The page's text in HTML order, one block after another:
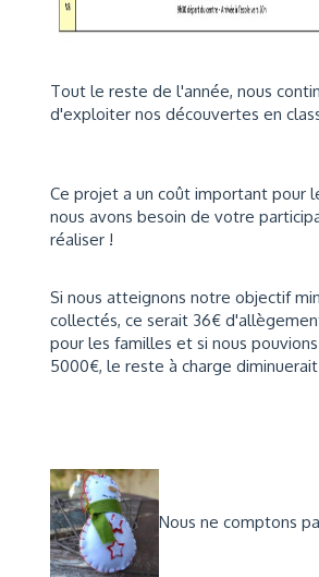
Tout le reste de l'année, nous
d'exploiter nos découvertes en
Ce projet a un coût important pour
nous avons besoin de votre
réaliser !
Si nous atteignons notre objectif
collectés, ce serait 36€
pour les familles et si nous
5000€, le reste à charge
Nous ne comptons